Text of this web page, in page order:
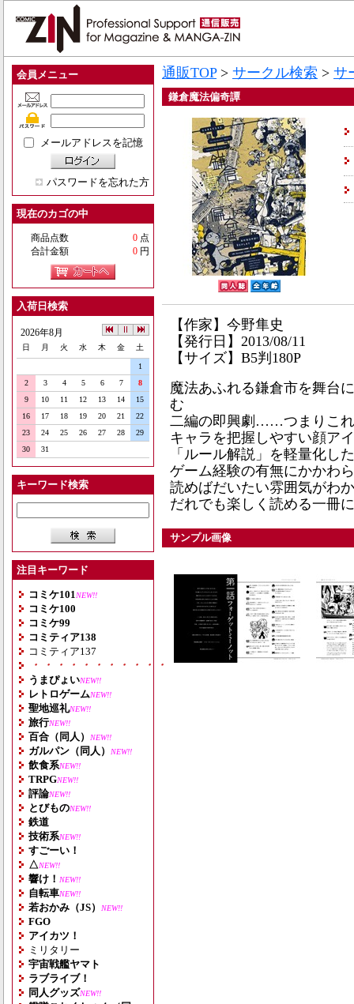
会員メニュー
メールアドレスを記憶
パスワードを忘れた方
現在のカゴの中
商品点数 0 点
合計金額
0 円
入荷日検索
2026年8月
日 月 火 水 木 金 土
1
2
3 4 5 6 7
8
9
10 11 12 13 14
15
16
17 18 19 20 21
22
23
24 25 26 27 28
29
30
31
キーワード検索
注目キーワード
コミケ101 NEW!!
コミケ100
コミケ99
コミティア138
コミティア137
・・・・・・・・・・・・・・・・・・・
うまぴょいNEW!!
レトロゲームNEW!!
聖地巡礼NEW!!
旅行NEW!!
百合（同人） NEW!!
ガルパン（同人） NEW!!
飲食系NEW!!
TRPGNEW!!
評論NEW!!
とびものNEW!!
鉄道
技術系NEW!!
すごーい！
△NEW!!
響け！ NEW!!
自転車NEW!!
若おかみ（JS） NEW!!
FGO
アイカツ！
ミリタリー
宇宙戦艦ヤマト
ラブライブ！
同人グッズNEW!!
通販TOP> サークル検索 > サ
鎌倉魔法偏奇譚
【作家】今野隼史
【発行日】2013/08/11
【サイズ】B5判180P
魔法あふれる鎌倉市を舞台
む
二編の即興劇……つまりこれ
キャラを把握しやすい顔ア
「ルール解説」を軽量化し
ゲーム経験の有無にかかわ
読めばだいたい雰囲気がわ
だれでも楽しく読める一冊
サンプル画像